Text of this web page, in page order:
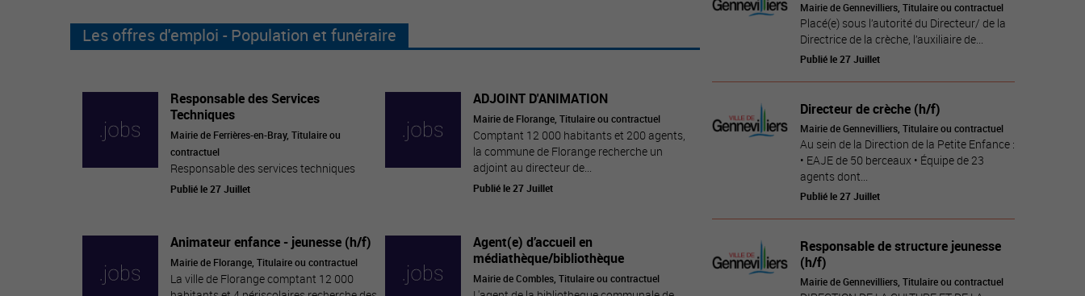
Les offres d'emploi - Population et funéraire
Responsable des Services
Techniques
Mairie de Ferrières-en-Bray, Titulaire ou
contractuel
Responsable des services techniques
Publié le 27 Juillet
ADJOINT D'ANIMATION
Mairie de Florange, Titulaire ou contractuel
Comptant 12 000 habitants et 200 agents,
la commune de Florange recherche un
adjoint au directeur de...
Publié le 27 Juillet
Animateur enfance - jeunesse (h/f)
Mairie de Florange, Titulaire ou contractuel
La ville de Florange comptant 12 000
Agent(e) d’accueil en
médiathèque/bibliothèque
Mairie de Combles, Titulaire ou contractuel
Mairie de Gennevilliers, Titulaire ou contractuel
Placé(e) sous l’autorité du Directeur/ de la
Directrice de la crèche, l’auxiliaire de...
Publié le 27 Juillet
Directeur de crèche (h/f)
Mairie de Gennevilliers, Titulaire ou contractuel
Au sein de la Direction de la Petite Enfance :
• EAJE de 50 berceaux • Équipe de 23
agents dont...
Publié le 27 Juillet
Responsable de structure jeunesse
(h/f)
Mairie de Gennevilliers, Titulaire ou contractuel